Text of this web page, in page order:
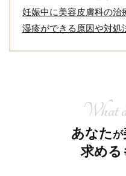
妊娠中に美容皮膚科の治
湿疹ができる原因や対処
What
あなたが
求め